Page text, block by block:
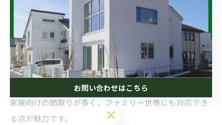
中村ハウジング厳選平屋賃貸のおすすめポイント
中村ハウジングが徳島県で提供する平屋賃貸は、プライ
バシー性と暮らしやすさを両立した物件が豊富です。平
屋は上下階の移動が不要なため、小さなお子様や高齢の
方、ペットを飼育するご家庭にも安心して暮らせる住ま
いとして注目されています。特に2LDKや3LDKといった
家族向けの間取りが多く、ファミリー世帯にも対応でき
る点が魅力です。
お問い合わせはこちら